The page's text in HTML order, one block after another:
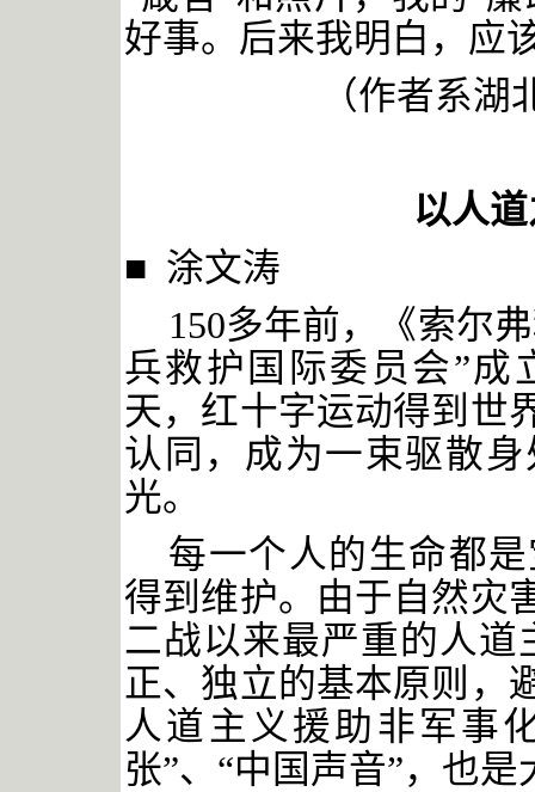
好事。后来我明白，应
（作者系
以人
■ 涂文涛
150多年前，《索尔
兵救护国际委员会”成
天，红十字运动得到世
认同，成为一束驱散
光。
每一个人的生命都
得到维护。由于自然灾
二战以来最严重的人道
正、独立的基本原则，
人道主义援助非军事
张”、“中国声音”，也